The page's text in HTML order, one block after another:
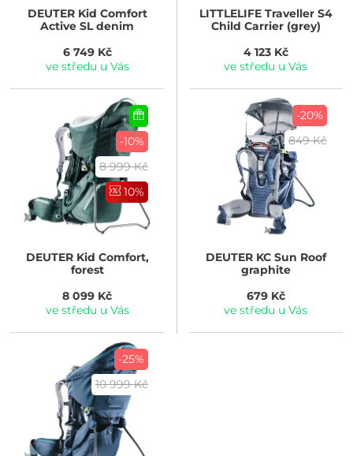
DEUTERKid Comfort
Active SL denim
6 749 Kč
ve středu u Vás
LITTLELIFETraveller S4
Child Carrier (grey)
4 123 Kč
ve středu u Vás
-10%
8 999 Kč
10%
DEUTERKid Comfort,
forest
8 099 Kč
ve středu u Vás
-20%
849 Kč
DEUTERKC Sun Roof
graphite
679 Kč
ve středu u Vás
-25%
10 999 Kč